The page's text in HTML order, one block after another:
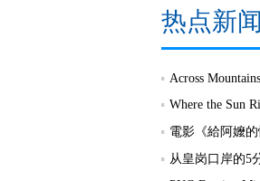
热点新闻
从皇岗口岸的5